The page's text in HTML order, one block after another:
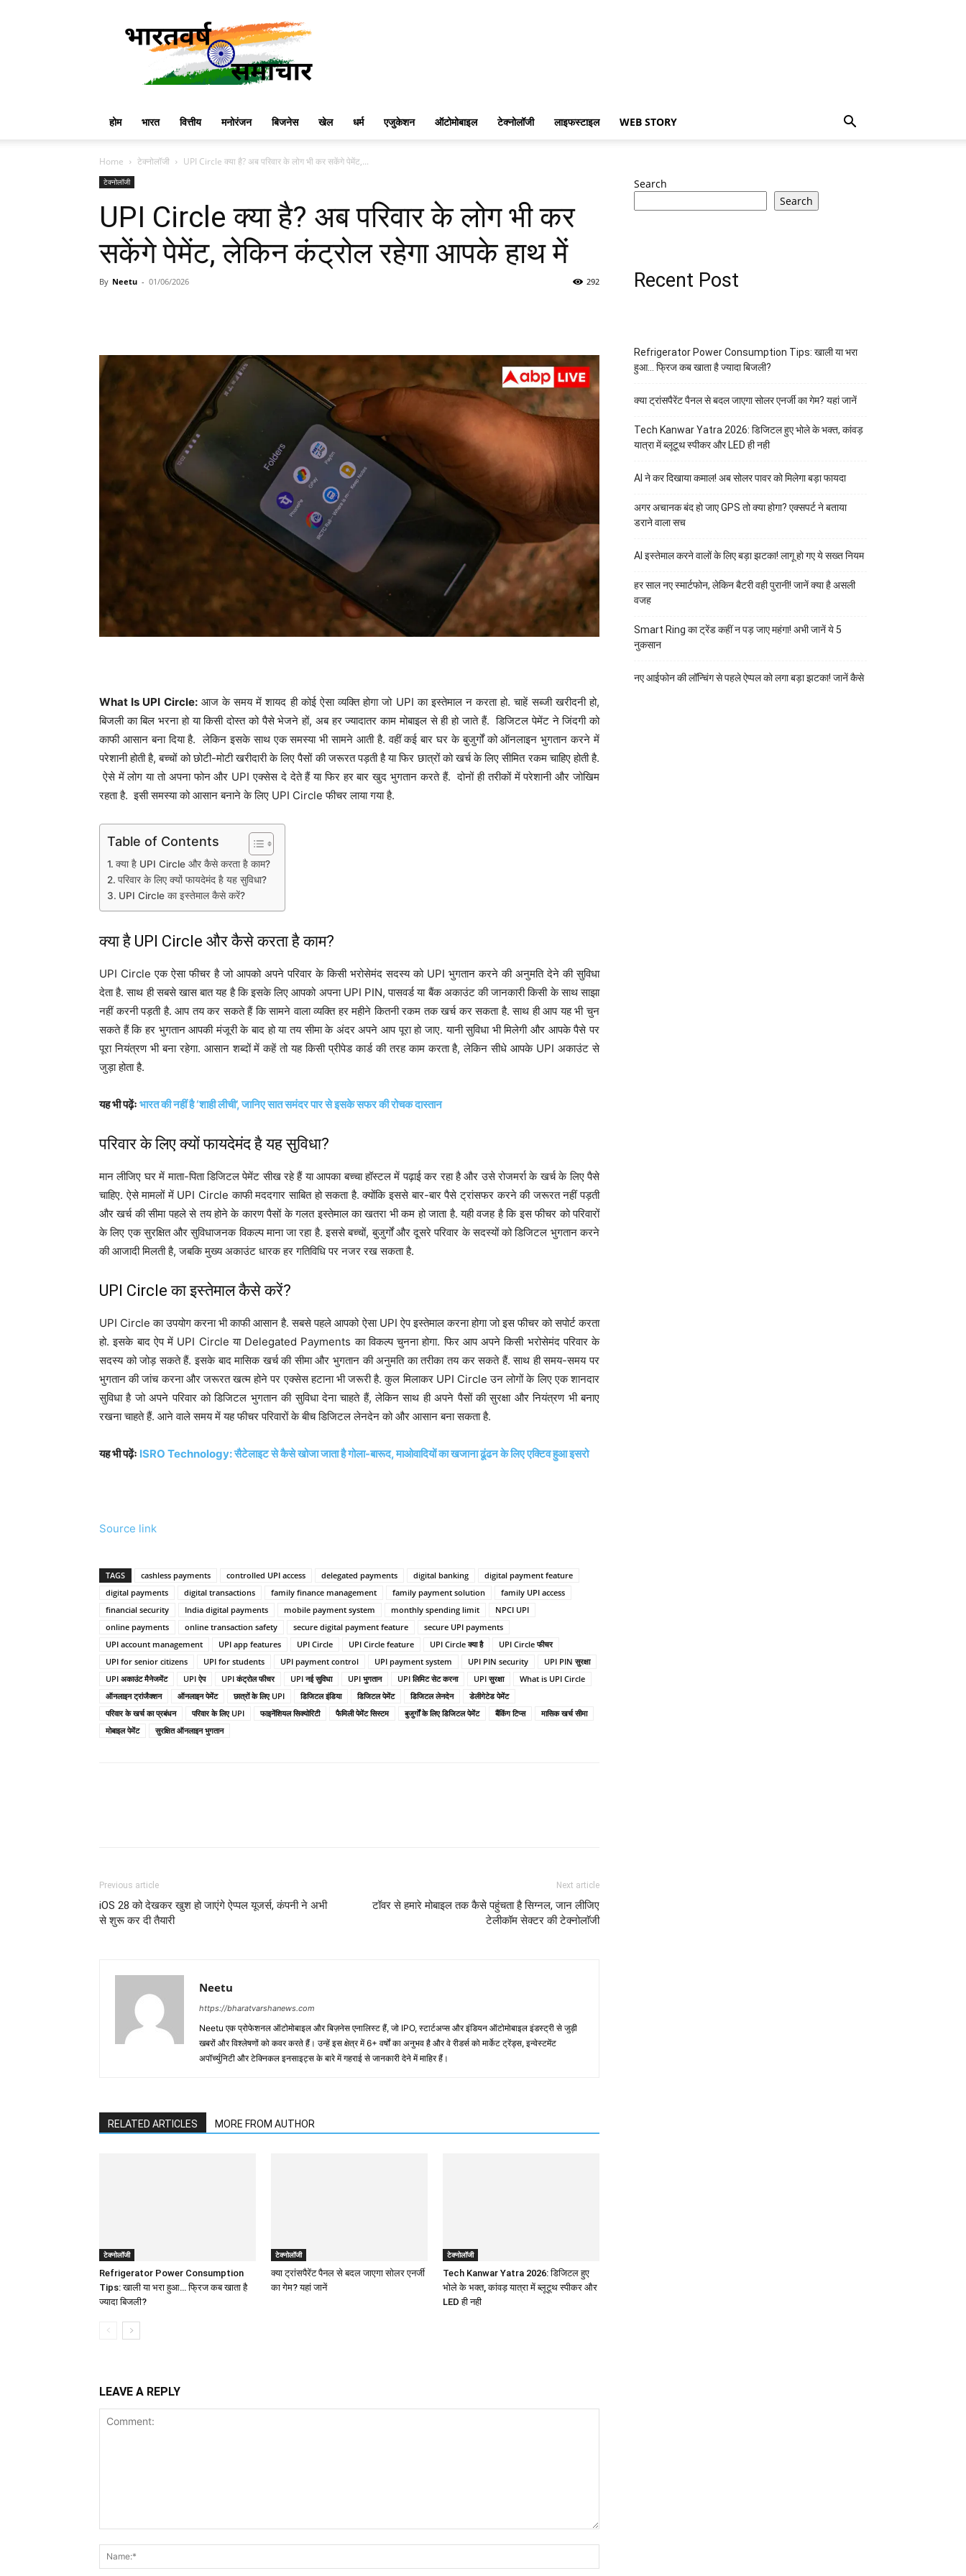
Bharatvarsha
News
होम भारत वित्तीय मनोरंजन बिजनेस खेल धर्म एजुकेशन ऑटोमोबाइल टेक्नोलॉजी लाइफस्टाइल WEB STORY
Home टेक्नोलॉजी UPI Circle क्या है? अब परिवार के लोग भी कर सकेंगे पेमेंट,...
टेक्नोलॉजी
UPI Circle क्या है? अब परिवार के लोग भी कर
सकेंगे पेमेंट, लेकिन कंट्रोल रहेगा आपके हाथ में
By Neetu - 01/06/2026 292
What Is UPI Circle:आज के समय में शायद ही कोई ऐसा व्यक्ति होगा जो UPI का इस्तेमाल न करता हो. चाहें सब्जी खरीदनी हो,
बिजली का बिल भरना हो या किसी दोस्त को पैसे भेजने हों, अब हर ज्यादातर काम मोबाइल से ही हो जाते हैं. डिजिटल पेमेंट ने जिंदगी को
काफी आसान बना दिया है. लेकिन इसके साथ एक समस्या भी सामने आती है. वहीं कई बार घर के बुजुर्गों को ऑनलाइन भुगतान करने में
परेशानी होती है, बच्चों को छोटी-मोटी खरीदारी के लिए पैसों की जरूरत पड़ती है या फिर छात्रों को खर्च के लिए सीमित रकम चाहिए होती है.
ऐसे में लोग या तो अपना फोन और UPI एक्सेस दे देते हैं या फिर हर बार खुद भुगतान करते हैं. दोनों ही तरीकों में परेशानी और जोखिम
रहता है. इसी समस्या को आसान बनाने के लिए UPI Circle फीचर लाया गया है.
Table of Contents
क्या है UPI Circle और कैसे करता है काम?
परिवार के लिए क्यों फायदेमंद है यह सुविधा?
UPI Circle का इस्तेमाल कैसे करें?
क्या है UPI Circle और कैसे करता है काम?
UPI Circle एक ऐसा फीचर है जो आपको अपने परिवार के किसी भरोसेमंद सदस्य को UPI भुगतान करने की अनुमति देने की सुविधा
देता है. साथ ही सबसे खास बात यह है कि इसके लिए आपको अपना UPI PIN, पासवर्ड या बैंक अकाउंट की जानकारी किसी के साथ साझा
नहीं करनी पड़ती है. आप तय कर सकते हैं कि सामने वाला व्यक्ति हर महीने कितनी रकम तक खर्च कर सकता है. साथ ही आप यह भी चुन
सकते हैं कि हर भुगतान आपकी मंजूरी के बाद हो या तय सीमा के अंदर अपने आप पूरा हो जाए. यानी सुविधा भी मिलेगी और आपके पैसे पर
पूरा नियंत्रण भी बना रहेगा. आसान शब्दों में कहें तो यह किसी प्रीपेड कार्ड की तरह काम करता है, लेकिन सीधे आपके UPI अकाउंट से
जुड़ा होता है.
यह भी पढ़ेंः भारत की नहीं है ‘शाही लीची’, जानिए सात समंदर पार से इसके सफर की रोचक दास्तान
परिवार के लिए क्यों फायदेमंद है यह सुविधा?
मान लीजिए घर में माता-पिता डिजिटल पेमेंट सीख रहे हैं या आपका बच्चा हॉस्टल में पढ़ाई कर रहा है और उसे रोजमर्रा के खर्च के लिए पैसे
चाहिए. ऐसे मामलों में UPI Circle काफी मददगार साबित हो सकता है. क्योंकि इससे बार-बार पैसे ट्रांसफर करने की जरूरत नहीं पड़ती
और खर्च की सीमा पहले से तय होने के कारण पैसों के गलत इस्तेमाल का खतरा भी कम हो जाता है. यही वजह है कि इस फीचर को परिवारों
के लिए एक सुरक्षित और सुविधाजनक विकल्प माना जा रहा है. इससे बच्चों, बुजुर्गों और दूसरे परिवार के सदस्यों को डिजिटल भुगतान करने
की आजादी मिलती है, जबकि मुख्य अकाउंट धारक हर गतिविधि पर नजर रख सकता है.
UPI Circle का इस्तेमाल कैसे करें?
UPI Circle का उपयोग करना भी काफी आसान है. सबसे पहले आपको ऐसा UPI ऐप इस्तेमाल करना होगा जो इस फीचर को सपोर्ट करता
हो. इसके बाद ऐप में UPI Circle या Delegated Payments का विकल्प चुनना होगा. फिर आप अपने किसी भरोसेमंद परिवार के
सदस्य को जोड़ सकते हैं. इसके बाद मासिक खर्च की सीमा और भुगतान की अनुमति का तरीका तय कर सकते हैं. साथ ही समय-समय पर
भुगतान की जांच करना और जरूरत खत्म होने पर एक्सेस हटाना भी जरूरी है. कुल मिलाकर UPI Circle उन लोगों के लिए एक शानदार
सुविधा है जो अपने परिवार को डिजिटल भुगतान की सुविधा देना चाहते हैं, लेकिन साथ ही अपने पैसों की सुरक्षा और नियंत्रण भी बनाए
रखना चाहते हैं. आने वाले समय में यह फीचर परिवारों के बीच डिजिटल लेनदेन को और आसान बना सकता है.
यह भी पढ़ेंः ISRO Technology: सैटेलाइट से कैसे खोजा जाता है गोला-बारूद, माओवादियों का खजाना ढूंढन के लिए एक्टिव हुआ इसरो
Source link
TAGS cashless payments controlled UPI access delegated payments digital banking
digital payment feature
digital payments
digital transactions family finance management family payment solution
family UPI access
financial security
India digital payments mobile payment system monthly spending limit
NPCI UPI
online payments
online transaction safety secure digital payment feature
secure UPI payments
UPI account management
UPI app features UPI Circle UPI Circle feature UPI Circle क्या है
UPI Circle फीचर
UPI for senior citizens
UPI for students UPI payment control UPI payment system UPI PIN security
UPI PIN सुरक्षा
UPI अकाउंट मैनेजमेंट
UPI ऐप UPI कंट्रोल फीचर UPI नई सुविधा UPI भुगतान UPI लिमिट सेट करना UPI सुरक्षा
What is UPI Circle
ऑनलाइन ट्रांजैक्शन
ऑनलाइन पेमेंट छात्रों के लिए UPI डिजिटल इंडिया डिजिटल पेमेंट डिजिटल लेनदेन
डेलीगेटेड पेमेंट
परिवार के खर्च का प्रबंधन
परिवार के लिए UPI फाइनेंशियल सिक्योरिटी फैमिली पेमेंट सिस्टम बुजुर्गों के लिए डिजिटल पेमेंट बैंकिंग टिप्स
मासिक खर्च सीमा
मोबाइल पेमेंट
सुरक्षित ऑनलाइन भुगतान
Previous article
iOS 28 को देखकर खुश हो जाएंगे ऐप्पल यूजर्स, कंपनी ने अभी
से शुरू कर दी तैयारी
Next article
टॉवर से हमारे मोबाइल तक कैसे पहुंचता है सिग्नल, जान लीजिए
टेलीकॉम सेक्टर की टेक्नोलाॅजी
Neetu
https://bharatvarshanews.com
Neetu एक प्रोफेशनल ऑटोमोबाइल और बिज़नेस एनालिस्ट हैं, जो IPO, स्टार्टअप्स और इंडियन ऑटोमोबाइल इंडस्ट्री से जुड़ी
खबरों और विश्लेषणों को कवर करते हैं। उन्हें इस क्षेत्र में 6+ वर्षों का अनुभव है और वे रीडर्स को मार्केट ट्रेंड्स, इन्वेस्टमेंट
अपॉर्च्युनिटी और टेक्निकल इनसाइट्स के बारे में गहराई से जानकारी देने में माहिर हैं।
RELATED ARTICLES MORE FROM AUTHOR
टेक्नोलॉजी
Refrigerator Power Consumption
Tips: खाली या भरा हुआ… फ्रिज कब खाता है
ज्यादा बिजली?
टेक्नोलॉजी
क्या ट्रांसपैरेंट पैनल से बदल जाएगा सोलर एनर्जी
का गेम? यहां जानें
टेक्नोलॉजी
Tech Kanwar Yatra 2026: डिजिटल हुए
भोले के भक्त, कांवड़ यात्रा में ब्लूटूथ स्पीकर और
LED ही नही
LEAVE A REPLY
Search
Search
Recent Post
Refrigerator Power Consumption Tips: खाली या भरा
हुआ… फ्रिज कब खाता है ज्यादा बिजली?
क्या ट्रांसपैरेंट पैनल से बदल जाएगा सोलर एनर्जी का गेम? यहां जानें
Tech Kanwar Yatra 2026: डिजिटल हुए भोले के भक्त, कांवड़
यात्रा में ब्लूटूथ स्पीकर और LED ही नही
AI ने कर दिखाया कमाल! अब सोलर पावर को मिलेगा बड़ा फायदा
अगर अचानक बंद हो जाए GPS तो क्या होगा? एक्सपर्ट ने बताया
डराने वाला सच
AI इस्तेमाल करने वालों के लिए बड़ा झटका! लागू हो गए ये सख्त नियम
हर साल नए स्मार्टफोन, लेकिन बैटरी वही पुरानी! जानें क्या है असली
वजह
Smart Ring का ट्रेंड कहीं न पड़ जाए महंगा! अभी जानें ये 5
नुकसान
नए आईफोन की लॉन्चिंग से पहले ऐप्पल को लगा बड़ा झटका! जानें कैसे